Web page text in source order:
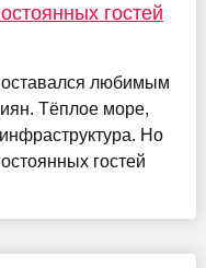
гостей
оставался любимым
Тёплое море,
Но
гостей